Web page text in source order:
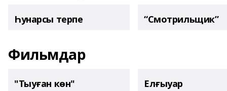
Һунарсы терпе “Смотрильщик”
Фильмдар
"Тыуған көн" Елғыуар